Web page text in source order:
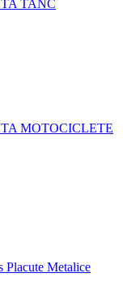
TANC
MOTOCICLETE
Placute Metalice